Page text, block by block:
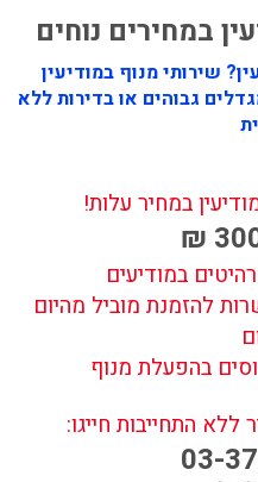
במחירים נוחים
שירותי מנוף במודיעין
גבוהים או בדירות ללא
במחיר עלות!
במודיעים
להזמנת מוביל מהיום
בהפעלת מנוף
התחייבות חייגו:
03-